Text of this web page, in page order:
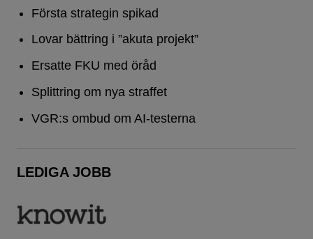
Första strategin spikad
Lovar bättring i ”akuta projekt”
Ersatte FKU med öråd
Splittring om nya straffet
VGR:s ombud om AI-testerna
LEDIGA JOBB